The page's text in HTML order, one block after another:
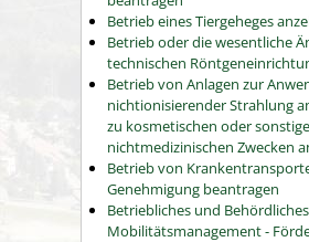
Betrieb eines Tiergeheges
Betrieb oder die wesentliche
technischen
Betrieb von Anlagen zur
nichtionisierender Strahlung
zu kosmetischen oder
nichtmedizinischen Zwecken
Betrieb von
Genehmigung beantragen
Betriebliches und Behördliches
Mobilitätsmanagement -